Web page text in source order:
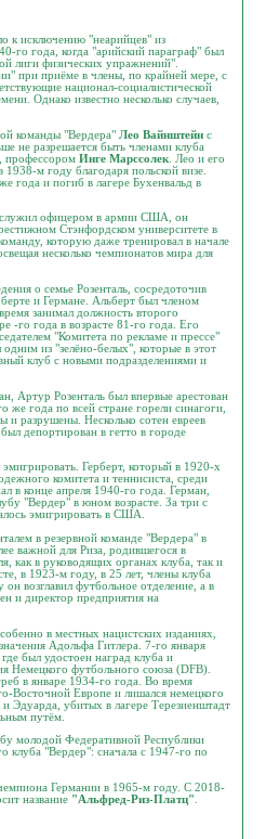
к исключению "неарийцев" из
го года, когда "арийский параграф" был
лиги физических упражнений".
при приёме в члены, по крайней мере, с
национал-социалистической
Однако известно несколько случаев,
команды "Вердера" Лео Вайнштейн с
не разрешается быть членами клуба
профессором Инге Марсcолек . Лео и его
м году благодаря польской визе.
года и погиб в лагере Бухенвальд в
служил офицером в армии США, он
Стэнфордском университете в
которую даже тренировал в начале
несколько чемпионатов мира для
о семье Розенталь, сосредоточив
и Германе. Альберт был членом
занимал должность второго
-го года в возрасте 81-го года. Его
"Комитета по рекламе и прессе"
одним из "зелёно-белых", которые в этот
клуб с новыми подразделениями и
Артур Розенталь был впервые арестован
же года по всей стране горели синагоги,
и разрушены. Несколько сотен евреев
депортирован в гетто в городе
Герберт, который в 1920-х
комитета и теннисиста, среди
в конце апреля 1940-го года. Герман,
"Вердер" в юном возрасте. За три с
эмигрировать в США.
в резервной команде "Вердера" в
важной для Риза, родившегося в
как в руководящих органах клуба, так и
в 1923-м году, в 25 лет, члены клуба
возглавил футбольное отделение, а в
и директор предприятия на
в местных нацистских изданиях,
Адольфа Гитлера. 7-го января
был удостоен наград клуба и
Немецкого футбольного союза (DFB).
в январе 1934-го года. Во время
Восточной Европе и лишался немецкого
Эдуарда, убитых в лагере Терезиенштадт
путём.
молодой Федеративной Республики
клуба "Вердер": сначала с 1947-го по
Германии в 1965-м году. С 2018-
название "Альфред-Риз-Платц"